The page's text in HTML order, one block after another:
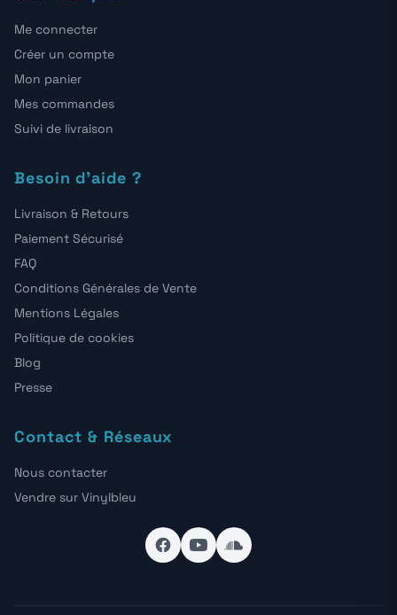
Me connecter
Créer un compte
Mon panier
Mes commandes
Suivi de livraison
Besoin d'aide ?
Livraison & Retours
Paiement Sécurisé
FAQ
Conditions Générales de Vente
Mentions Légales
Politique de cookies
Blog
Presse
Contact & Réseaux
Nous contacter
Vendre sur Vinylbleu